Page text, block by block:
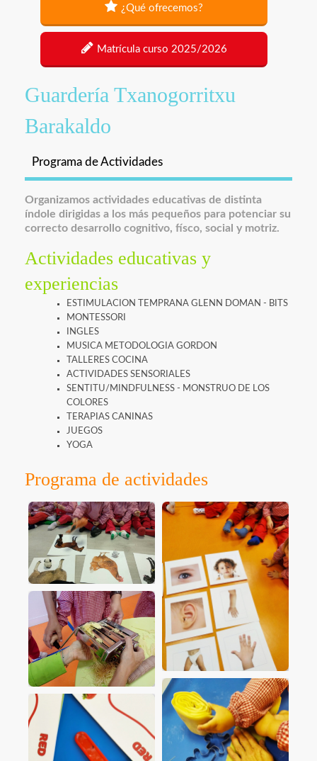
¿Qué ofrecemos?
Matrícula curso 2025/2026
Guardería Txanogorritxu
Barakaldo
Programa de Actividades
Organizamos actividades educativas de distinta
índole dirigidas a los más pequeños para potenciar su
correcto desarrollo cognitivo, físco, social y motriz.
Actividades educativas y
experiencias
ESTIMULACION TEMPRANA GLENN DOMAN - BITS
MONTESSORI
INGLES
MUSICA METODOLOGIA GORDON
TALLERES COCINA
ACTIVIDADES SENSORIALES
SENTITU/MINDFULNESS - MONSTRUO DE LOS
COLORES
TERAPIAS CANINAS
JUEGOS
YOGA
Programa de actividades